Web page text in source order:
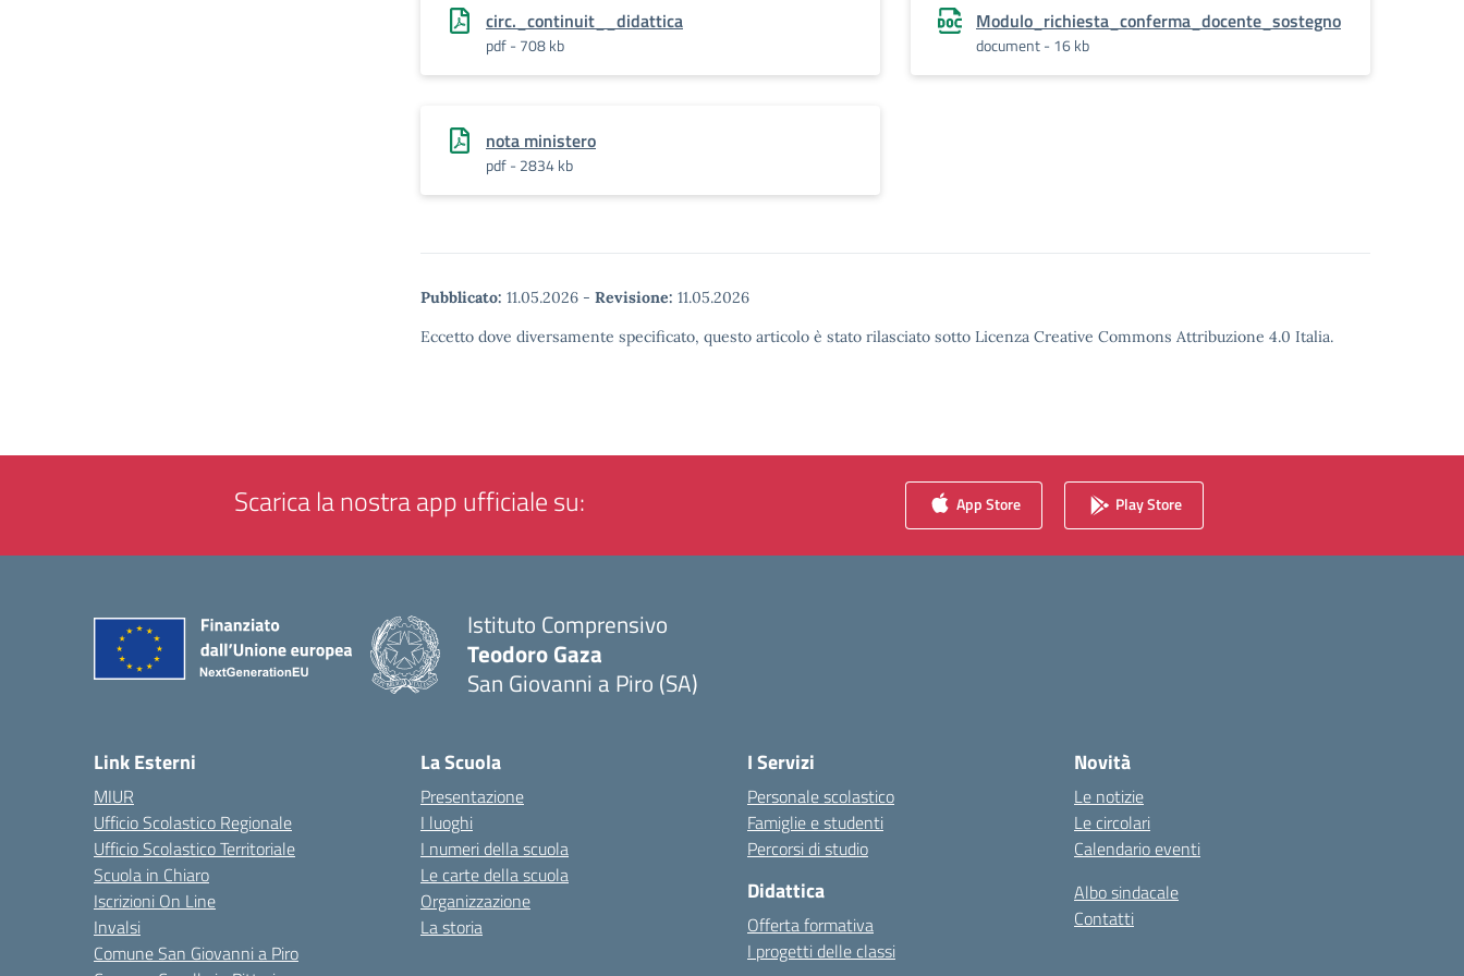
circ._continuit__didattica
pdf - 708 kb
Modulo_richiesta_conferma_docente_sostegno
document - 16 kb
nota ministero
pdf - 2834 kb
Pubblicato: 11.05.2026 - Revisione: 11.05.2026
Eccetto dove diversamente specificato, questo articolo è stato rilasciato sotto Licenza Creative Commons Attribuzione 4.0 Italia.
Scarica la nostra app ufficiale su: App Store Play Store
Istituto Comprensivo
Teodoro Gaza
San Giovanni a Piro (SA)
Link Esterni
MIUR
Ufficio Scolastico Regionale
Ufficio Scolastico Territoriale
Scuola in Chiaro
Iscrizioni On Line
Invalsi
Comune San Giovanni a Piro
La Scuola
Presentazione
I luoghi
I numeri della scuola
Le carte della scuola
Organizzazione
La storia
I Servizi
Personale scolastico
Famiglie e studenti
Percorsi di studio
Didattica
Offerta formativa
I progetti delle classi
Novità
Le notizie
Le circolari
Calendario eventi
Albo sindacale
Contatti